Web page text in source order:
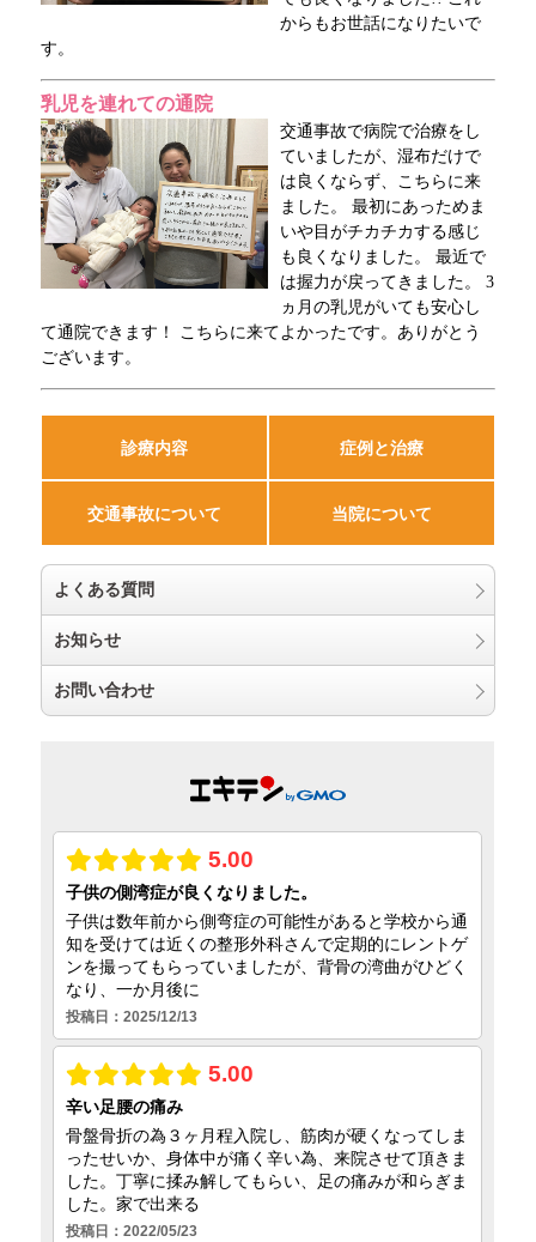
からもお世話になりたいで
す。
乳児を連れての通院
交通事故で病院で治療をし
ていましたが、湿布だけで
は良くならず、こちらに来
ました。 最初にあっためま
いや目がチカチカする感じ
も良くなりました。 最近で
は握力が戻ってきました。 3
ヵ月の乳児がいても安心し
て通院できます！ こちらに来てよかったです。ありがとう
ございます。
診療内容 症例と治療
交通事故について 当院について
よくある質問
お知らせ
お問い合わせ